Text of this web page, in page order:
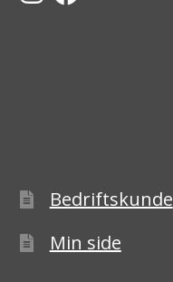
Bedriftskunde
Min side